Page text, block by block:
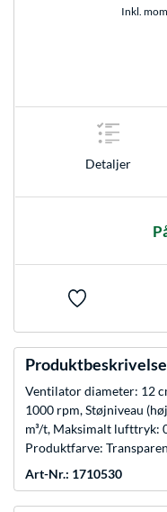
Inkl.
Detaljer
Produktbeskrivelse
Ventilator diameter: 12
1000 rpm, Støjniveau
m³/t, Maksimalt lufttryk:
Produktfarve:
Art-Nr.: 1710530